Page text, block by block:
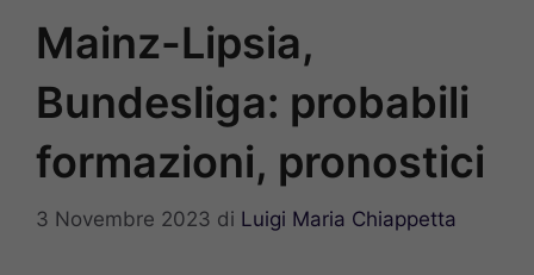
Mainz-Lipsia,
Bundesliga: probabili
formazioni, pronostici
3 Novembre 2023 di Luigi Maria Chiappetta